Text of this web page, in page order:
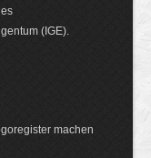
(IGE).
machen